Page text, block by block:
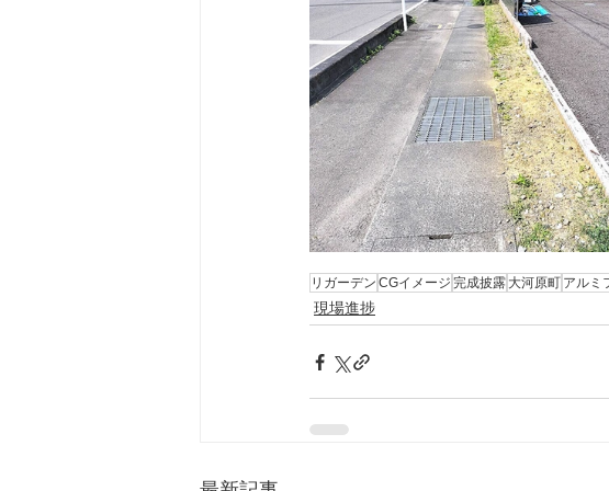
リガーデン CGイメージ 完成披露 大河原町 アルミ
現場進捗